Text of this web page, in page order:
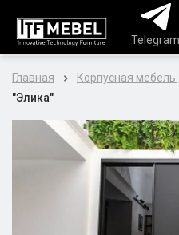
Telegram
Главная Корпусная
"Элика"